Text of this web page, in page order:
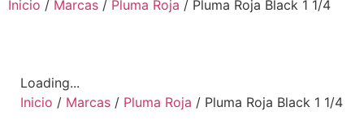
Inicio / Marcas / Pluma Roja / Pluma Roja Black 1 1/4
Loading...
Inicio / Marcas / Pluma Roja / Pluma Roja Black 1 1/4